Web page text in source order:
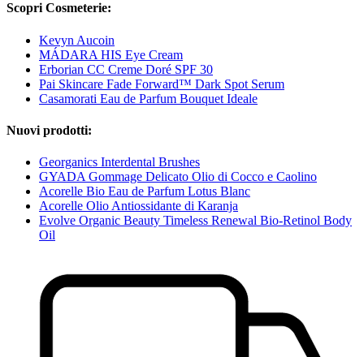
Scopri Cosmeterie:
Kevyn Aucoin
MÁDARA HIS Eye Cream
Erborian CC Creme Doré SPF 30
Pai Skincare Fade Forward™ Dark Spot Serum
Casamorati Eau de Parfum Bouquet Ideale
Nuovi prodotti:
Georganics Interdental Brushes
GYADA Gommage Delicato Olio di Cocco e Caolino
Acorelle Bio Eau de Parfum Lotus Blanc
Acorelle Olio Antiossidante di Karanja
Evolve Organic Beauty Timeless Renewal Bio-Retinol Body
Oil